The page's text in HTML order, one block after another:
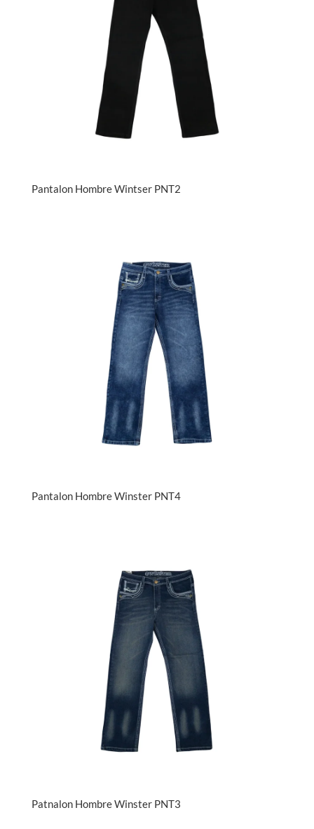
Pantalon Hombre Wintser PNT2
Pantalon Hombre Winster PNT4
Patnalon Hombre Winster PNT3